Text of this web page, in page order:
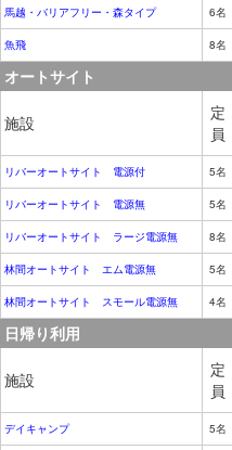
馬越・バリアフリー・森タイプ 6名
魚飛 8名
オートサイト
施設
定
員
リバーオートサイト 電源付 5名
リバーオートサイト 電源無 5名
リバーオートサイト ラージ電源無 8名
林間オートサイト エム電源無 5名
林間オートサイト スモール電源無 4名
日帰り利用
施設
定
員
デイキャンプ 5名